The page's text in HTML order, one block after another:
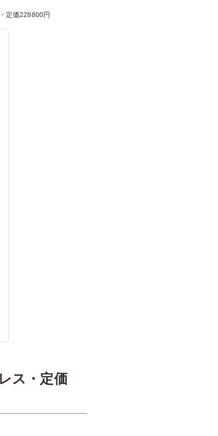
定価228800円
ス・定価